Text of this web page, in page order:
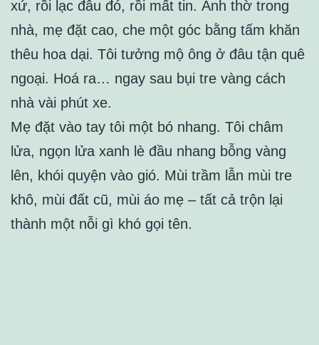
xứ, rồi lạc đâu đó, rồi mất tin. Ảnh thờ trong
nhà, mẹ đặt cao, che một góc bằng tấm khăn
thêu hoa dại. Tôi tưởng mộ ông ở đâu tận quê
ngoại. Hoá ra… ngay sau bụi tre vàng cách
nhà vài phút xe.
Mẹ đặt vào tay tôi một bó nhang. Tôi châm
lửa, ngọn lửa xanh lè đầu nhang bỗng vàng
lên, khói quyện vào gió. Mùi trầm lẫn mùi tre
khô, mùi đất cũ, mùi áo mẹ – tất cả trộn lại
thành một nỗi gì khó gọi tên.